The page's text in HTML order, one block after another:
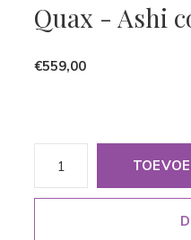
Quax - Ashi
€559,00